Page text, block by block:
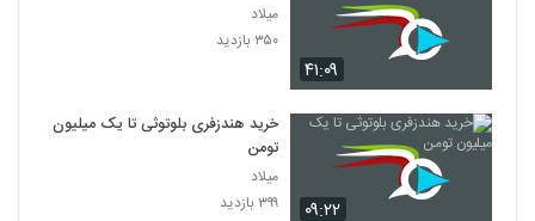
۴۱:۰۹
میلاد
۳۵۰ بازدید
۰۹:۲۲
خرید هندزفری بلوتوثی تا یک میلیون
تومن
میلاد
۳۹۹ بازدید